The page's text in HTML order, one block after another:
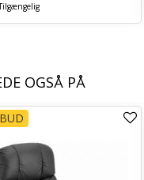
OGSÅ PÅ